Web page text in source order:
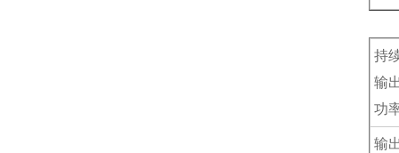
持
输
功
输